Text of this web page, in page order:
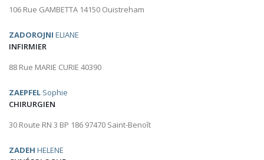
106 Rue GAMBETTA 14150 Ouistreham
ZADOROJNI ELIANE
INFIRMIER
88 Rue MARIE CURIE 40390
ZAEPFEL Sophie
CHIRURGIEN
30 Route RN 3 BP 186 97470 Saint-Benoît
ZADEH HELENE